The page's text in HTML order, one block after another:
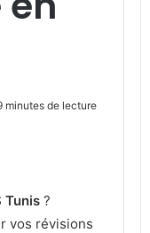
minutes de lecture
Tunis ?
vos révisions